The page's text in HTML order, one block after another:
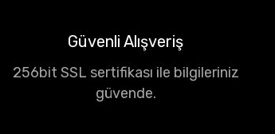
Güvenli Alışveriş
256bit SSL sertifikası ile bilgileriniz
güvende.